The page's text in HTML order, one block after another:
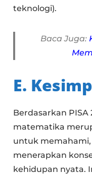
teknologi).
Baca Juga:
E.
Berdasarkan
matematika
untuk
menerapkan
kehidupan nyata.